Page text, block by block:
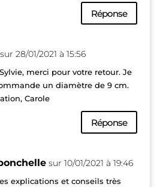
Réponse
sur 28/01/2021 à 15:56
merci pour votre retour. Je
un diamètre de 9 cm.
Carole
Réponse
sur 10/01/2021 à 19:46
explications et conseils très